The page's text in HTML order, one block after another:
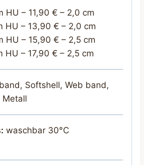
HU – 11,90 € – 2,0 cm
HU – 13,90 € – 2,0 cm
HU – 15,90 € – 2,5 cm
HU – 17,90 € – 2,5 cm
Softshell, Web band,
Metall
waschbar 30°C